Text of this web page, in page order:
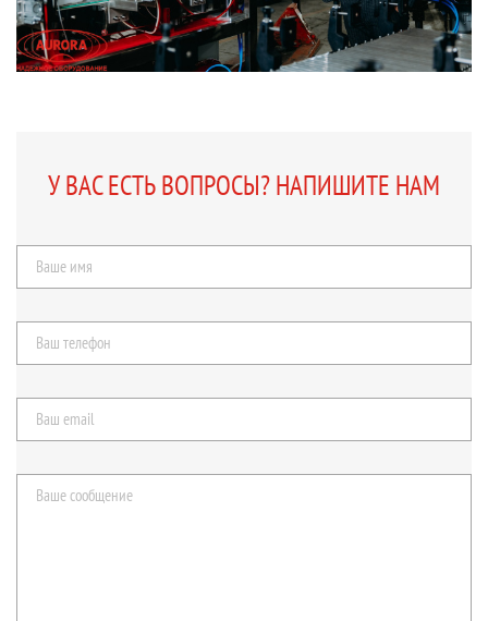
У ВАС ЕСТЬ ВОПРОСЫ? НАПИШИТЕ НАМ